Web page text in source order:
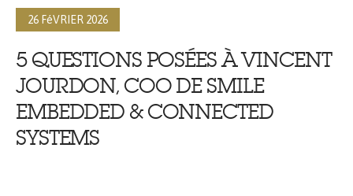
26 FéVRIER 2026
5 QUESTIONS POSÉES À VINCENT
JOURDON, COO DE SMILE
EMBEDDED & CONNECTED
SYSTEMS